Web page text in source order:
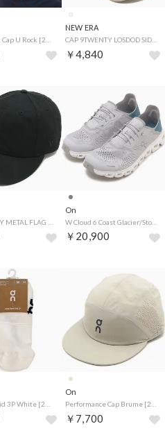
Lightweight Cap U Rock [2UF10330122] （Rock）
NEW ERA
CAP 9TWENTY LOSDOD SIDE PATCH ストーン [14745082] （ストーン）
￥4,840
On
W Cloud 6 Coast Glacier/Storm [3WF10021392] （Glacier/Storm）
￥20,900
Logo Sock Mid 3P White [2UF10520069] （White）
On
Performance Cap Brume [2UE30504939] （Brume）
￥7,700